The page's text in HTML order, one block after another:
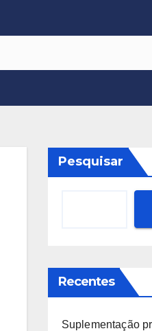
Pesquisar
Recentes
Suplementação